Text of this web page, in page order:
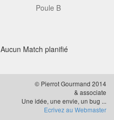
Poule B
Aucun Match planifié
© Pierrot Gourmand 2014
& associate
Une idée, une envie, un bug ...
Ecrivez au Webmaster